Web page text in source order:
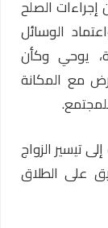
الصلح
الوسائل
يوحي وكأن
مع المكانة
تيسير الزواج
على الطلاق